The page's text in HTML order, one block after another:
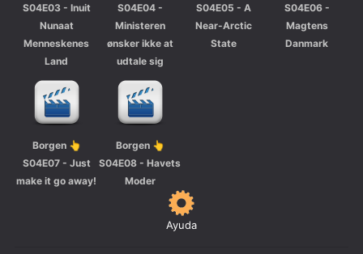
S04E03 - Inuit
Nunaat
Menneskenes
Land
S04E04 -
Ministeren
ønsker ikke at
udtale sig
S04E05 - A
Near-Arctic
State
S04E06 -
Magtens
Danmark
Borgen 👆
S04E07 - Just
make it go away!
Borgen 👆
S04E08 - Havets
Moder
Ayuda